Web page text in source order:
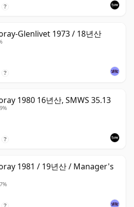
?
Glenlivet 1973 / 18년산
?
1980 16년산, SMWS 35.13
?
1981 / 19년산 / Manager's
?